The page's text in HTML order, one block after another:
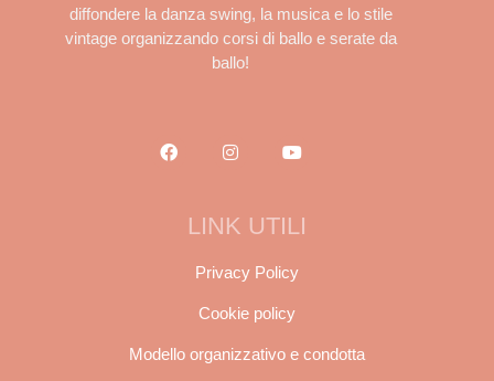
diffondere la danza swing, la musica e lo stile
vintage organizzando corsi di ballo e serate da
ballo!
LINK UTILI
Privacy Policy
Cookie policy
Modello organizzativo e condotta